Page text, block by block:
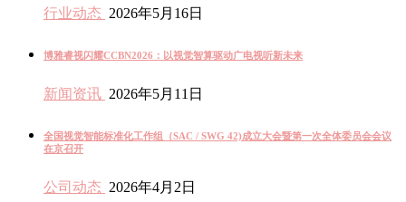
行业动态 2026年5月16日
博雅睿视闪耀CCBN2026：以视觉智算驱动广电视听新未来
新闻资讯 2026年5月11日
全国视觉智能标准化工作组（SAC / SWG 42)成立大会暨第一次全体委员会会议
在京召开
公司动态 2026年4月2日